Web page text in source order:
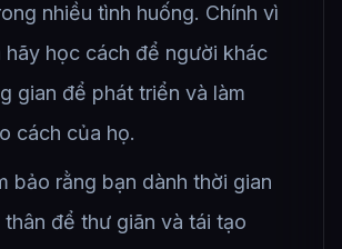
nhiều tình huống. Chính vì
hãy học cách để người khác
gian để phát triển và làm
cách của họ.
bảo rằng bạn dành thời gian
thân để thư giãn và tái tạo